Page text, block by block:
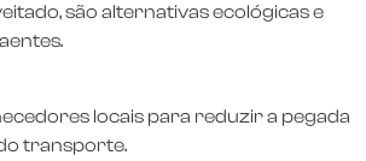
são alternativas ecológicas e
locais para reduzir a pegada
transporte.